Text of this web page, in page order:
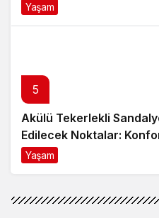
Yaşam
5
Akülü Tekerlekli
Edilecek Noktalar:
Model Tercihi
Yaşam